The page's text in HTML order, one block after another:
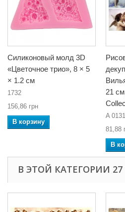
Силиконовый молд 3D
«Цветочное трио», 8 × 5
× 1.2 см
1732
156,86 грн
В корзину
21
A 0131
81,88
В
В ЭТОЙ КАТЕГОРИИ